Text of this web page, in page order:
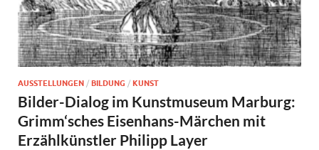
AUSSTELLUNGEN / BILDUNG / KUNST
Bilder-Dialog im Kunstmuseum Marburg:
Grimm‘sches Eisenhans-Märchen mit
Erzählkünstler Philipp Layer